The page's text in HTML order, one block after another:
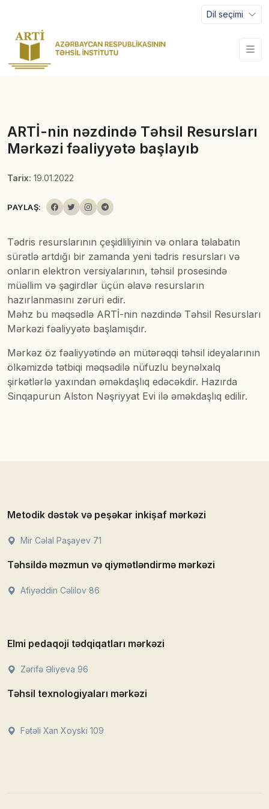
Dil seçimi
ARTİ-nin nəzdində Təhsil Resursları
Mərkəzi fəaliyyətə başlayıb
Tarix: 19.01.2022
PAYLAŞ:
Tədris resurslarının çeşidliliyinin və onlara təlabatın
sürətlə artdığı bir zamanda yeni tədris resursları və
onların elektron versiyalarının, təhsil prosesində
müəllim və şagirdlər üçün əlavə resursların
hazırlanmasını zəruri edir.
Məhz bu məqsədlə ARTİ-nin nəzdində Təhsil Resursları
Mərkəzi fəaliyyətə başlamışdır.
Mərkəz öz fəaliyyətində ən mütərəqqi təhsil ideyalarının
ölkəmizdə tətbiqi məqsədilə nüfuzlu beynəlxalq
şirkətlərlə yaxından əməkdaşlıq edəcəkdir. Hazırda
Sinqapurun Alston Nəşriyyat Evi ilə əməkdaşlıq edilir.
Metodik dəstək və peşəkar inkişaf mərkəzi
Mir Cəlal Paşayev 71
Təhsildə məzmun və qiymətləndirmə mərkəzi
Afiyəddin Cəlilov 86
Elmi pedaqoji tədqiqatları mərkəzi
Zərifə Əliyeva 96
Təhsil texnologiyaları mərkəzi
Fətəli Xan Xoyski 109